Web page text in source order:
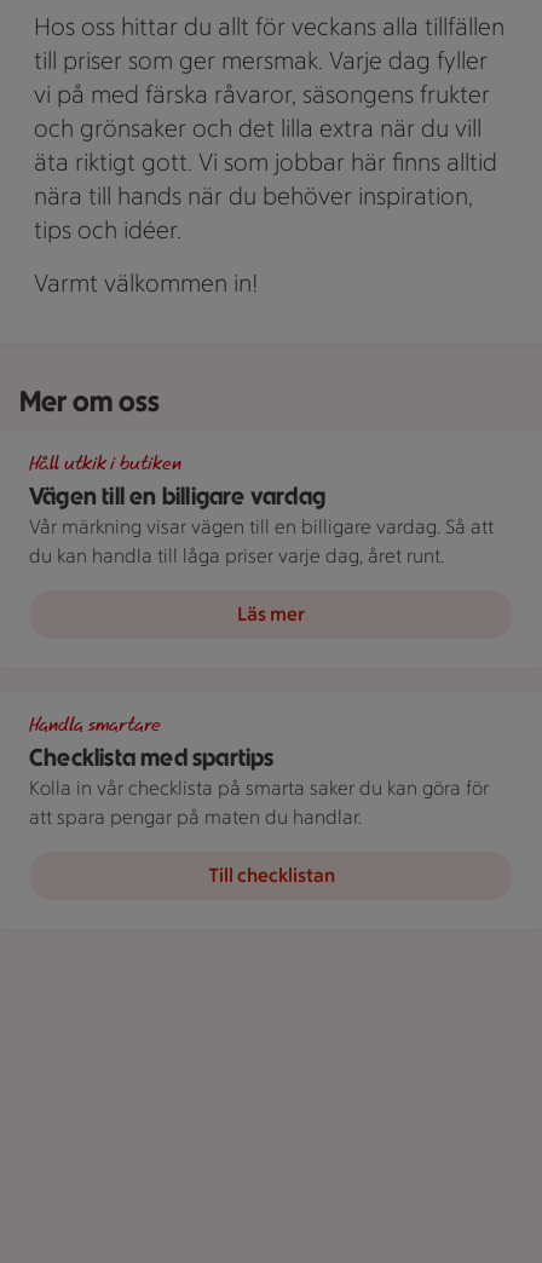
Hos oss hittar du allt för veckans alla tillfällen
till priser som ger mersmak. Varje dag fyller
vi på med färska råvaror, säsongens frukter
och grönsaker och det lilla extra när du vill
äta riktigt gott. Vi som jobbar här finns alltid
nära till hands när du behöver inspiration,
tips och idéer.
Varmt välkommen in!
Mer om oss
Vägen till en billigare vardag
Håll utkik i butiken
Vår märkning visar vägen till en billigare vardag. Så att
du kan handla till låga priser varje dag, året runt.
Läs mer
Checklista med spartips
Handla smartare
Kolla in vår checklista på smarta saker du kan göra för
att spara pengar på maten du handlar.
Till checklistan